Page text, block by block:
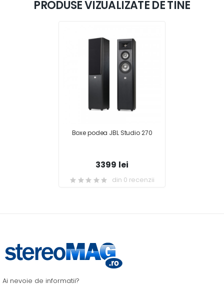
PRODUSE VIZUALIZATE DE TINE
Boxe podea JBL Studio 270
3399 lei
din 0 recenzii
Ai nevoie de informatii?